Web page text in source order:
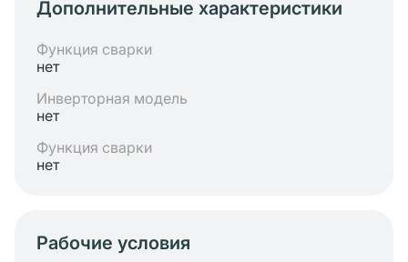
Дополнительные характеристики
Функция сварки
нет
Инверторная модель
нет
Функция сварки
нет
Рабочие условия